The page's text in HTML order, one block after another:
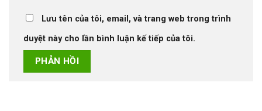
Lưu tên của tôi, email, và trang web trong trình
duyệt này cho lần bình luận kế tiếp của tôi.